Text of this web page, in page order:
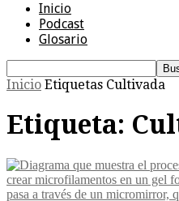
Inicio
Podcast
Glosario
Inicio Etiquetas Cultivada
Etiqueta: